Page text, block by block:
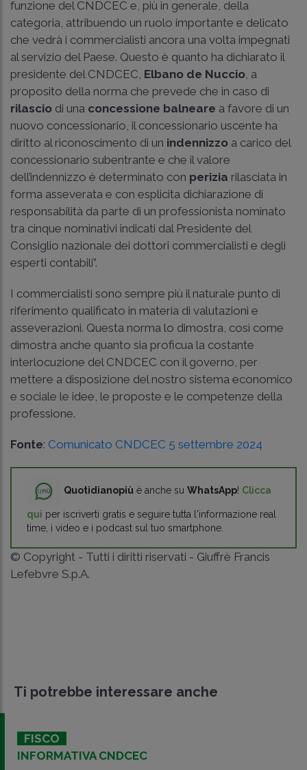
funzione del CNDCEC e, più in generale, della
categoria, attribuendo un ruolo importante e delicato
che vedrà i commercialisti ancora una volta impegnati
al servizio del Paese. Questo è quanto ha dichiarato il
presidente del CNDCEC, Elbano de Nuccio , a
proposito della norma che prevede che in caso di
rilascio di una concessione balneare a favore di un
nuovo concessionario, il concessionario uscente ha
diritto al riconoscimento di un indennizzo a carico del
concessionario subentrante e che il valore
dell’indennizzo è determinato con perizia rilasciata in
forma asseverata e con esplicita dichiarazione di
responsabilità da parte di un professionista nominato
tra cinque nominativi indicati dal Presidente del
Consiglio nazionale dei dottori commercialisti e degli
esperti contabili”.
I commercialisti sono sempre più il naturale punto di
riferimento qualificato in materia di valutazioni e
asseverazioni. Questa norma lo dimostra, così come
dimostra anche quanto sia proficua la costante
interlocuzione del CNDCEC con il governo, per
mettere a disposizione del nostro sistema economico
e sociale le idee, le proposte e le competenze della
professione.
Fonte: Comunicato CNDCEC 5 settembre 2024
Quotidianopiù è anche su WhatsApp! Clicca
qui per iscriverti gratis e seguire tutta l'informazione real
time, i video e i podcast sul tuo smartphone.
© Copyright - Tutti i diritti riservati - Giuffrè Francis
Lefebvre S.p.A.
Ti potrebbe interessare anche
FISCO
INFORMATIVA CNDCEC